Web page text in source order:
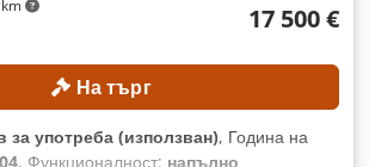
кВт Максимален въртящ момент: 35 Nm
Alxjck Ход на оста Z: 575 мм Ход
на движение Скорост на бързо
Скорост на бързо движение на оста B:
17 500 €
На търг
за употреба (използван), Година на
, Функционалност: напълно